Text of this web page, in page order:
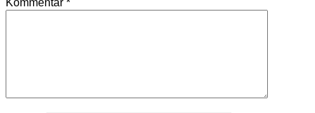
Kommentar *